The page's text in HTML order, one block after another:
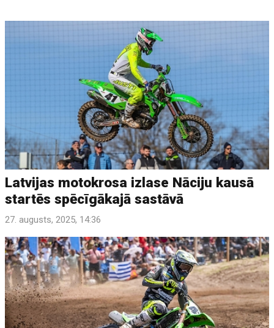
Latvijas motokrosa izlase Nāciju kausā
startēs spēcīgākajā sastāvā
27. augusts, 2025, 14:36